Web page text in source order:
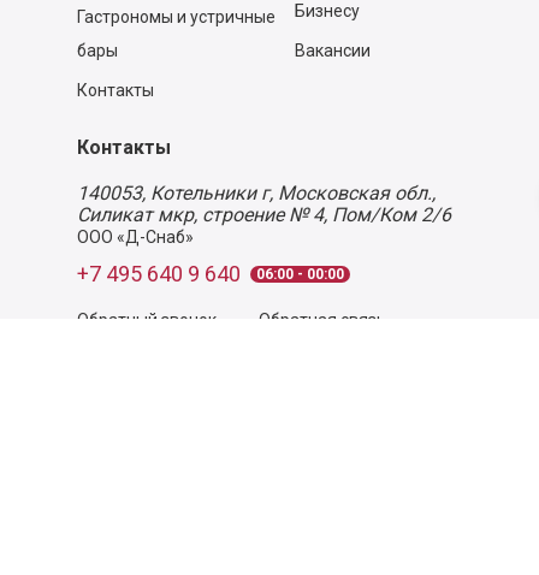
Гастрономы и устричные
бары
Контакты
Бизнесу
Вакансии
Контакты
140053, Котельники г, Московская обл.,
Силикат мкр, строение № 4, Пом/Ком 2/6
ООО «Д-Снаб»
+7 495 640 9 640 06:00 - 00:00
Обратный звонок Обратная связь